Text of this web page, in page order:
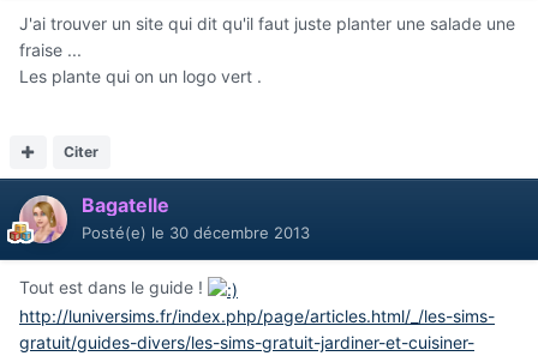
J'ai trouver un site qui dit qu'il faut juste planter une salade une
fraise ...
Les plante qui on un logo vert .
Citer
Bagatelle
Posté(e) le 30 décembre 2013
Tout est dans le guide !
http://luniversims.fr/index.php/page/articles.html/_/les-sims-
gratuit/guides-divers/les-sims-gratuit-jardiner-et-cuisiner-